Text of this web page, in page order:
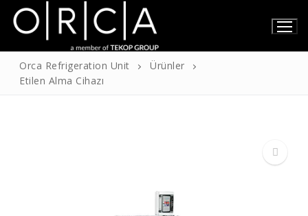
İçeriğe
atla
Orca Refrigeration Unit
Ürünler
Etilen Alma Cihazı